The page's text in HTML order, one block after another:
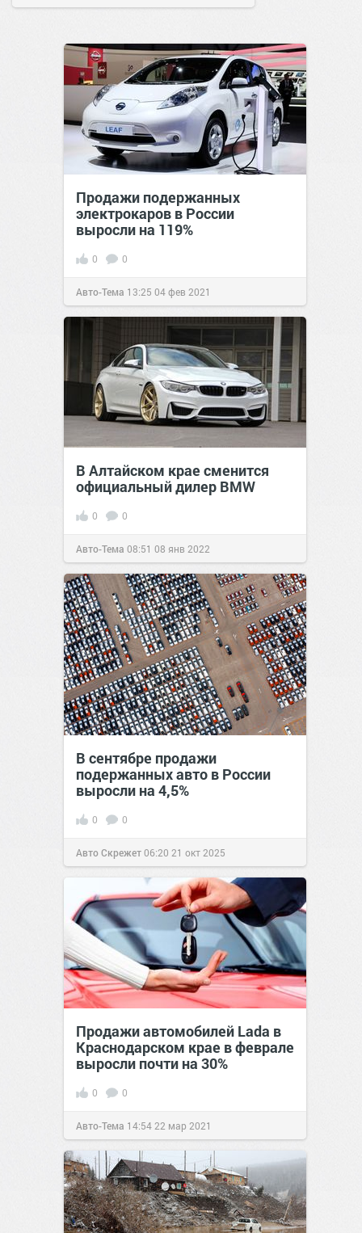
Продажи подержанных
электрокаров в России
выросли на 119%
0 0
Авто-Тема 13:25 04 фев 2021
В Алтайском крае сменится
официальный дилер BMW
0 0
Авто-Тема 08:51 08 янв 2022
В сентябре продажи
подержанных авто в России
выросли на 4,5%
0 0
Авто Скрежет06:20 21 окт 2025
Продажи автомобилей Lada в
Краснодарском крае в феврале
выросли почти на 30%
0 0
Авто-Тема 14:5422 мар 2021